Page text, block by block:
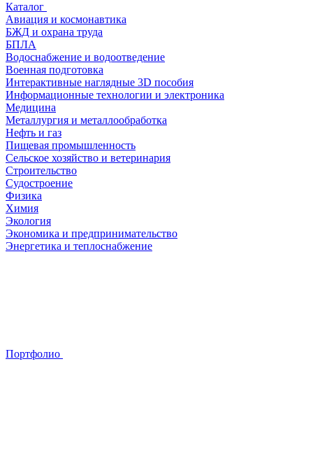
Каталог
Авиация и космонавтика
БЖД и охрана труда
БПЛА
Водоснабжение и водоотведение
Военная подготовка
Интерактивные наглядные 3D пособия
Информационные технологии и электроника
Медицина
Металлургия и металлообработка
Нефть и газ
Пищевая промышленность
Сельское хозяйство и ветеринария
Строительство
Судостроение
Физика
Химия
Экология
Экономика и предпринимательство
Энергетика и теплоснабжение
Портфолио